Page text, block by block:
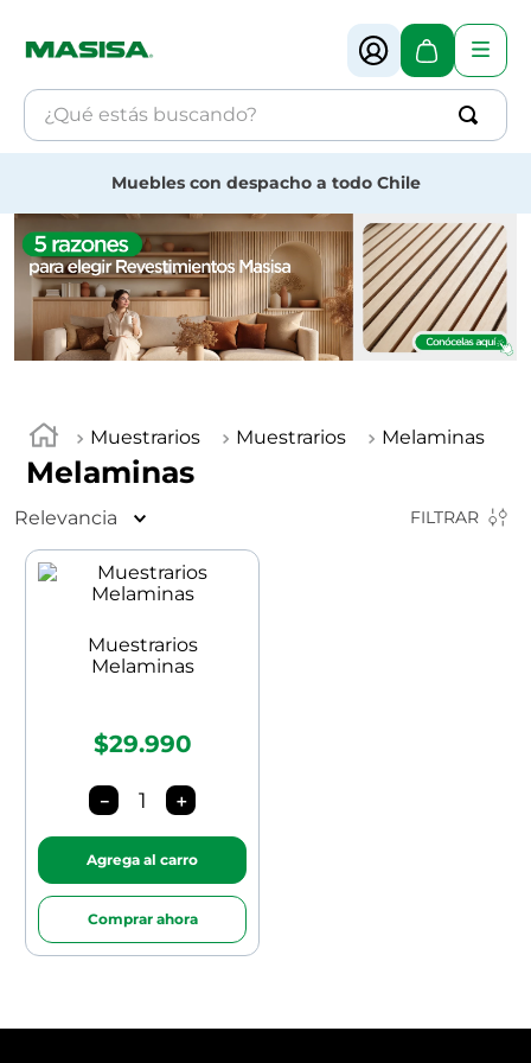
¿Qué estás buscando?
Muebles con despacho a todo Chile
Muestrarios Muestrarios Melaminas
Melaminas
Relevancia FILTRAR
Muestrarios
Melaminas
$29.990
＋
－
Agrega al carro
Comprar ahora
1.
muebles
2.
melamina
3.
revestimiento
4. mdf